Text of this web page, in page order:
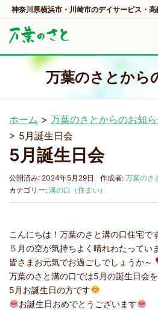
神奈川県横浜市・川崎市のデイサービス・
万葉のさとから
ホーム > 万葉のさとからのお知
> 5月誕生日会
5月誕生日会
公開済み: 2024年5月29日 作成者: 万葉のさ
カテゴリー: 溝の口（住まい）
こんにちは！万葉のさと溝の口住宅で
５月の空が気持ちよく晴れわたってい
皆さまお元気でお過ごしでしょうか～
万葉のさと溝の口では5月の誕生日会
5月お誕生日の方です
お誕生日おめでとうございます